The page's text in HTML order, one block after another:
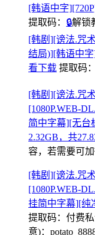
[韩语中字
提取码： 🔒解锁
[韩剧][谤法.咒
结局)][韩语中
看下载 提取码：
[韩剧][谤法.咒
[1080P.WEB-
简中字幕][无台
2.32GB，共‬
容，若需要可
[韩剧][谤法.咒
[1080P.WEB-
挂简中字幕][纯
提取码： 付费
意)：